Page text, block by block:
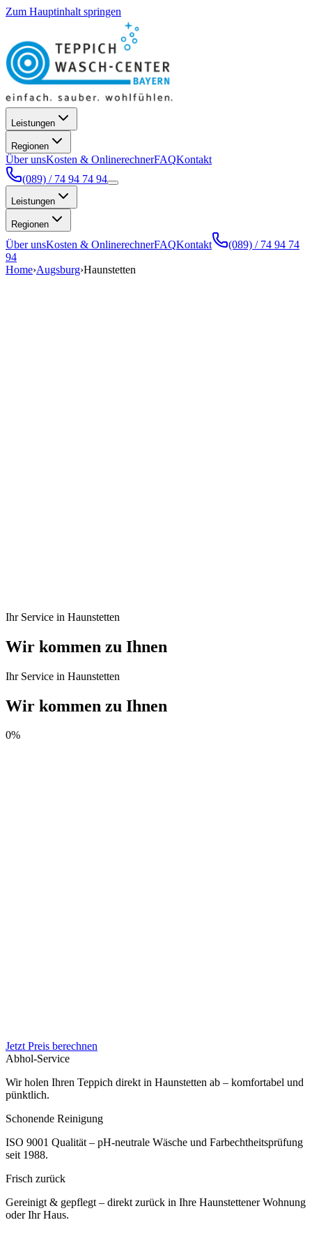
Zum Hauptinhalt springen
Leistungen
Regionen
Über unsKosten & OnlinerechnerFAQKontakt
(089) / 74 94 74 94
Leistungen
Regionen
Über unsKosten & OnlinerechnerFAQKontakt
(089) / 74 94 74
94
Home›Augsburg›Haunstetten
Ihr Service in Haunstetten
Wir kommen zu Ihnen
Ihr Service in Haunstetten
Wir kommen zu Ihnen
0%
Jetzt Preis berechnen
Abhol-Service
Wir holen Ihren Teppich direkt in Haunstetten ab – komfortabel und
pünktlich.
Schonende Reinigung
ISO 9001 Qualität – pH-neutrale Wäsche und Farbechtheitsprüfung
seit 1988.
Frisch zurück
Gereinigt & gepflegt – direkt zurück in Ihre Haunstettener Wohnung
oder Ihr Haus.